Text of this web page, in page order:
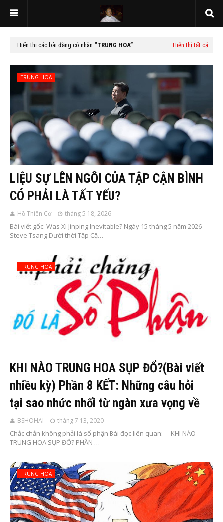
Hiển thị các bài đăng có nhãn TRUNG HOA Hiển thị tất cả
TRUNG HOA
LIỆU SỰ LÊN NGÔI CỦA TẬP CẬN BÌNH
CÓ PHẢI LÀ TẤT YẾU?
Hồ Thiên Cơ tháng 5 18, 2026
Bài viết gốc: Was Xi Jinping Inevitable? Ngày 15 tháng 5 năm 2026
Steve Tsang Dưới thời Tập Cậ…
TRUNG HOA
KHI NÀO TRUNG HOA SỤP ĐỔ?(Bài viết
nhiều kỳ) Phần 8 KẾT: Những câu hỏi
tại sao nhức nhối từ ngàn xưa vọng về
BSHOHAI tháng 7 13, 2020
Chắc chắn không phải là số phận Bài đọc liên quan: - KHI NÀO
TRUNG HOA SỤP ĐỔ? PHẦN …
TRUNG HOA